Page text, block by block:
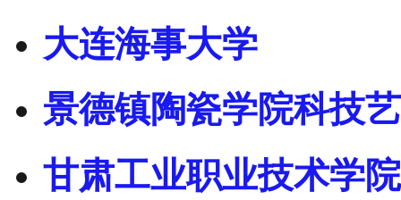
大连海事大学
景德镇陶瓷学院科技
甘肃工业职业技术学院